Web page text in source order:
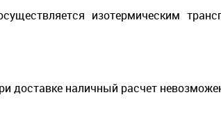
изотермическим
доставке наличный расчет